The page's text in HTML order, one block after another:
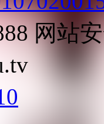
网站